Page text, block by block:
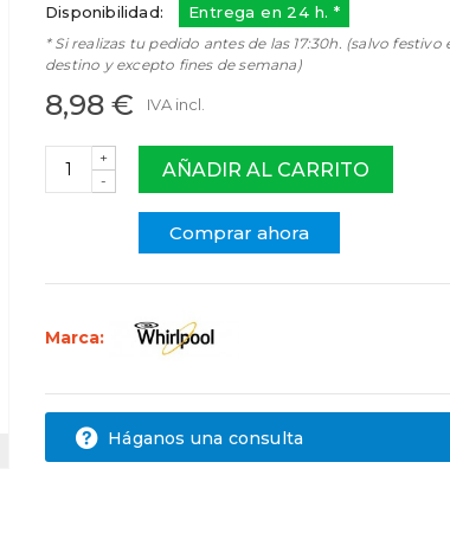
Disponibilidad: Entrega en 24 h. *
* Si realizas tu pedido antes de las 17:30h. (salvo festivo
destino y excepto fines de semana)
8,98 € IVA incl.
-
+
AÑADIR AL CARRITO
Comprar ahora
Marca:
Háganos una consulta